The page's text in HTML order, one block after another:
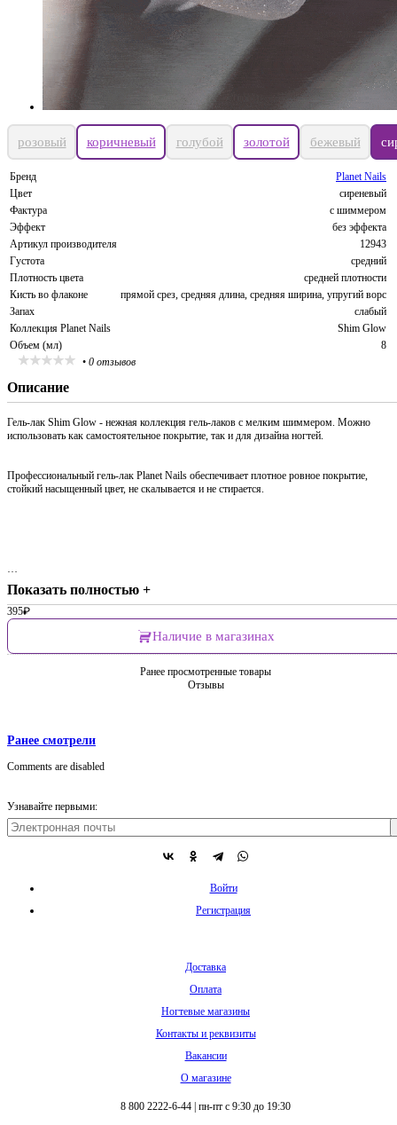
розовый коричневый голубой золотой бежевый
Бренд
Planet Nails
Цвет
сиреневый
Фактура
с шиммером
Эффект
без эффекта
Артикул производителя
12943
Густота
средний
Плотность цвета
средней плотности
Кисть во флаконе
прямой срез, средняя длина, средняя ширина, упругий ворс
Запах
слабый
Коллекция Planet Nails
Shim Glow
Объем (мл)
8
• 0 отзывов
Описание
Гель-лак Shim Glow - нежная коллекция гель-лаков с мелким шиммером. Можно
использовать как самостоятельное покрытие, так и для дизайна ногтей.
Профессиональный гель-лак Planet Nails обеспечивает плотное ровное покрытие,
стойкий насыщенный цвет, не скалывается и не стирается.
…
Показать полностью +
395₽
Наличие в магазинах
Ранее просмотренные товары
Отзывы
Ранее смотрели
Comments are disabled
Узнавайте первыми:
Войти
Регистрация
Доставка
Оплата
Ногтевые магазины
Контакты и реквизиты
Вакансии
О магазине
8 800 2222-6-44 пн-пт с 9:30 до 19:30